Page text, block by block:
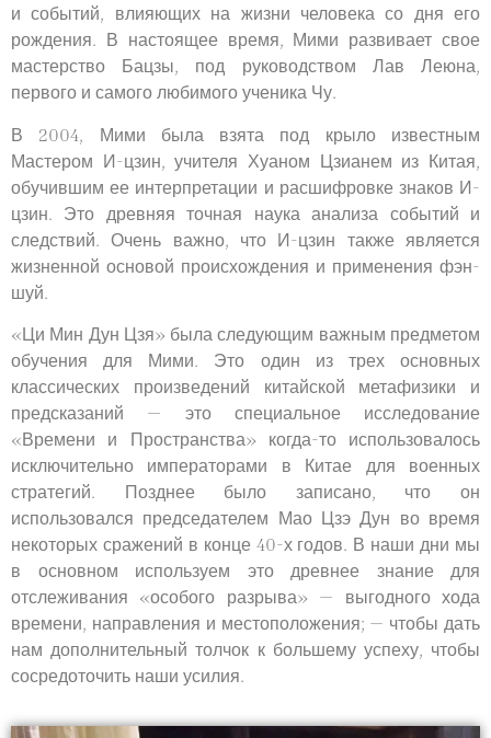
и событий, влияющих на жизни человека со дня его
рождения. В настоящее время, Мими развивает свое
мастерство Бацзы, под руководством Лав Леюна,
первого и самого любимого ученика Чу.
В 2004, Мими была взята под крыло известным
Мастером И-цзин, учителя Хуаном Цзианем из Китая,
обучившим ее интерпретации и расшифровке знаков И-
цзин. Это древняя точная наука анализа событий и
следствий. Очень важно, что И-цзин также является
жизненной основой происхождения и применения фэн-
шуй.
«Ци Мин Дун Цзя» была следующим важным предметом
обучения для Мими. Это один из трех основных
классических произведений китайской метафизики и
предсказаний — это специальное исследование
«Времени и Пространства» когда-то использовалось
исключительно императорами в Китае для военных
стратегий. Позднее было записано, что он
использовался председателем Мао Цзэ Дун во время
некоторых сражений в конце 40-х годов. В наши дни мы
в основном используем это древнее знание для
отслеживания «особого разрыва» — выгодного хода
времени, направления и местоположения; — чтобы дать
нам дополнительный толчок к большему успеху, чтобы
сосредоточить наши усилия.